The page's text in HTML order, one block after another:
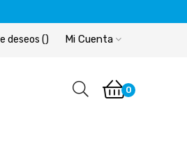
Mi Cuenta
deseos ()
0